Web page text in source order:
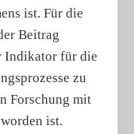
ist. Für die
Beitrag
Indikator für die
zu
Forschung mit
ist.